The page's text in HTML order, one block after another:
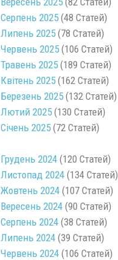
Серпень 2025(48 Статей)
Липень 2025(78 Статей)
Червень 2025(106 Статей)
Травень 2025(189 Статей)
Квітень 2025(162 Статей)
Березень 2025(132 Статей)
Лютий 2025(130 Статей)
Січень 2025(72 Статей)
Грудень 2024(120 Статей)
Листопад 2024(134 Статей)
Жовтень 2024(107 Статей)
Вересень 2024(90 Статей)
Серпень 2024(38 Статей)
Липень 2024(39 Статей)
Червень 2024(106 Статей)